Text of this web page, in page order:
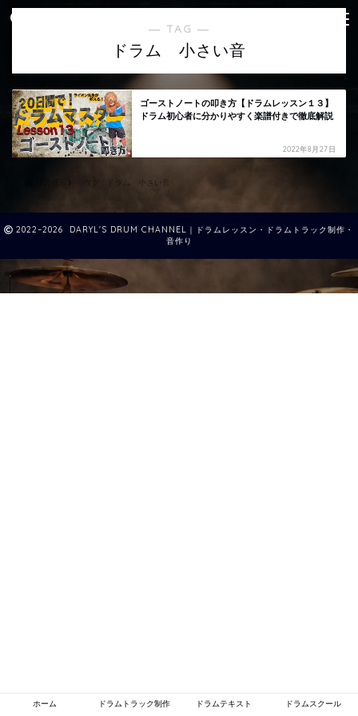
― TAG ―
ドラム 小さい音
ゴーストノートの叩き方【ドラムレッスン１３】
ドラム初心者に分かりやすく楽譜付きで徹底解説
2022年8月27日
タグ : ドラム 小さい音
2022–2026 DARYL'S DRUM CHANNEL｜ドラムレッスン・ドラムトラック制作・
音作り
ホーム ドラムトラック制作 ドラムテキスト ドラムスクール